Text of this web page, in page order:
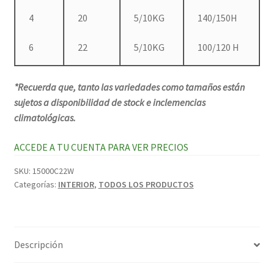
4
6
20
22
5/10KG
5/10KG
140/150H
100/120 H
*Recuerda que, tanto las variedades como tamaños están
sujetos a disponibilidad de stock e inclemencias
climatológicas.
ACCEDE A TU CUENTA PARA VER PRECIOS
SKU: 15000C22W
Categorías: INTERIOR, TODOS LOS PRODUCTOS
Descripción